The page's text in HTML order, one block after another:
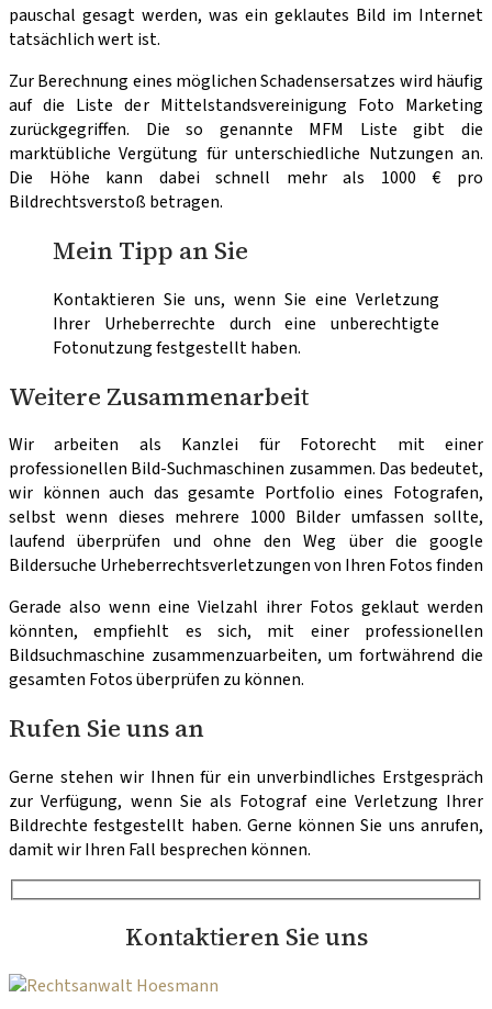
pauschal gesagt werden, was ein geklautes Bild im Internet
tatsächlich wert ist.
Zur Berechnung eines möglichen Schadensersatzes wird häufig
auf die Liste der Mittelstandsvereinigung Foto Marketing
zurückgegriffen. Die so genannte MFM Liste gibt die
marktübliche Vergütung für unterschiedliche Nutzungen an.
Die Höhe kann dabei schnell mehr als 1000 € pro
Bildrechtsverstoß betragen.
Mein Tipp an Sie
Kontaktieren Sie uns, wenn Sie eine Verletzung
Ihrer Urheberrechte durch eine unberechtigte
Fotonutzung festgestellt haben.
Weitere Zusammenarbeit
Wir arbeiten als Kanzlei für Fotorecht mit einer
professionellen Bild-Suchmaschinen zusammen. Das bedeutet,
wir können auch das gesamte Portfolio eines Fotografen,
selbst wenn dieses mehrere 1000 Bilder umfassen sollte,
laufend überprüfen und ohne den Weg über die google
Bildersuche Urheberrechtsverletzungen von Ihren Fotos finden
Gerade also wenn eine Vielzahl ihrer Fotos geklaut werden
könnten, empfiehlt es sich, mit einer professionellen
Bildsuchmaschine zusammenzuarbeiten, um fortwährend die
gesamten Fotos überprüfen zu können.
Rufen Sie uns an
Gerne stehen wir Ihnen für ein unverbindliches Erstgespräch
zur Verfügung, wenn Sie als Fotograf eine Verletzung Ihrer
Bildrechte festgestellt haben. Gerne können Sie uns anrufen,
damit wir Ihren Fall besprechen können.
Kontaktieren Sie uns